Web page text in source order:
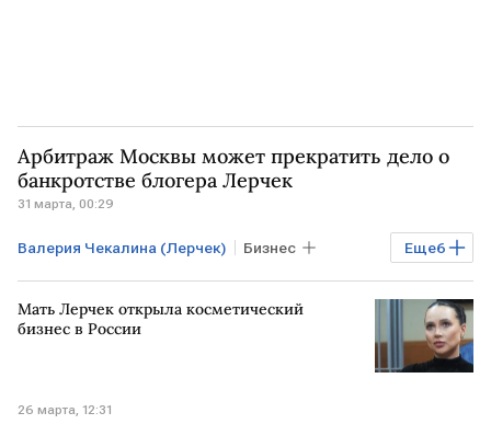
Арбитраж Москвы может прекратить дело о
банкротстве блогера Лерчек
31 марта, 00:29
Еще6
Валерия Чекалина (Лерчек) Бизнес
Экономика Финансы МОСКВА
ОАЭ ФНС России
Мать Лерчек открыла косметический
бизнес в России
26 марта, 12:31